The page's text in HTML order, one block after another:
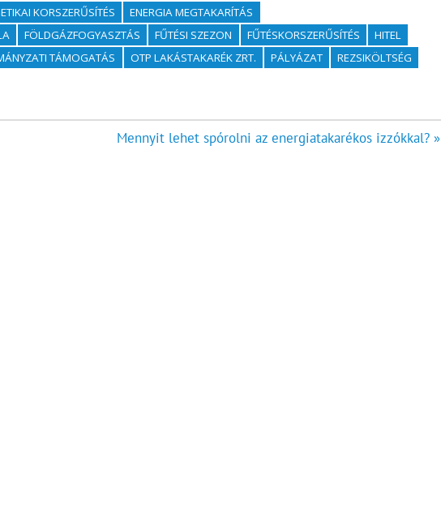
KORSZERŰSÍTÉS
ENERGIA MEGTAKARÍTÁS
FÖLDGÁZFOGYASZTÁS FŰTÉSI SZEZON FŰTÉSKORSZERŰSÍTÉS
HITEL
TÁMOGATÁS OTP LAKÁSTAKARÉK ZRT. PÁLYÁZAT
REZSIKÖLTSÉG
Mennyit lehet spórolni az energiatakarékos izzókkal? »